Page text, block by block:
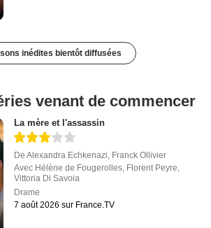
inédites bientôt diffusées
venant de commencer
La mère et l'assassin
DeAlexandra Echkenazi Franck Ollivier
Avec Hélène de Fougerolles Florent Peyre
Vittoria Di Savoia
Drame
7 août 2026 sur France.TV